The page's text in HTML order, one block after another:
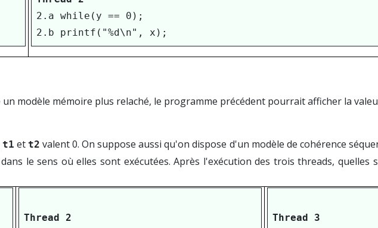
2.a while(y == 0);
2.b printf("%d\n", x);
modèle mémoire plus relaché, le programme précédent pourrait afficher la
t1 et t2 valent 0. On suppose aussi qu'on dispose d'un modèle de cohérence
le sens où elles sont exécutées. Après l'exécution des trois threads, quelles
Thread 2
Thread 3